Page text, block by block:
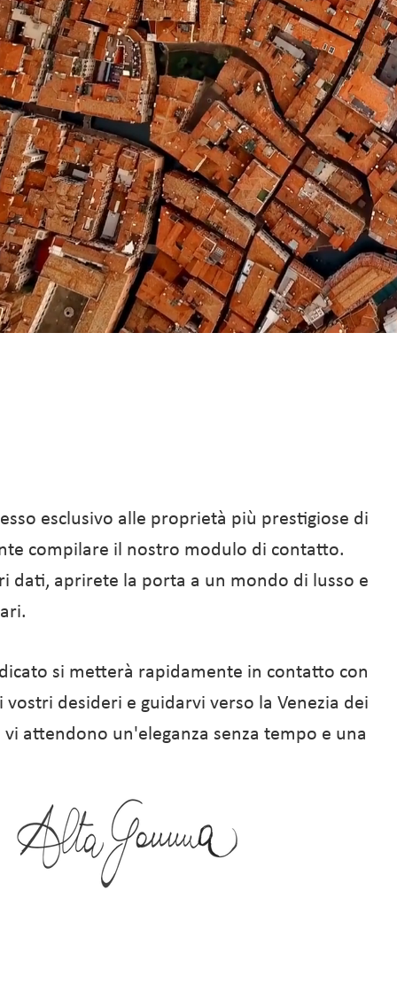
esclusivo alle proprietà più prestigiose di
compilare il nostro modulo di contatto.
dati, aprirete la porta a un mondo di lusso e
si metterà rapidamente in contatto con
desideri e guidarvi verso la Venezia dei
attendono un'eleganza senza tempo e una